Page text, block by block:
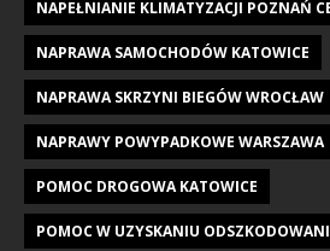
NAPEŁNIANIE KLIMATYZACJI POZNAŃ
NAPRAWA SAMOCHODÓW KATOWICE
NAPRAWA SKRZYNI BIEGÓW WROCŁAW
NAPRAWY POWYPADKOWE WARSZAWA
POMOC DROGOWA KATOWICE
POMOC W UZYSKANIU